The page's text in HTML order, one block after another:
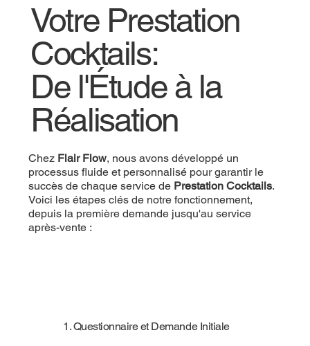
Votre Prestation
Cocktails:
De l'Étude à la
Réalisation
Chez Flair Flow, nous avons développé un
processus fluide et personnalisé pour garantir le
succès de chaque service de Prestation Cocktails.
Voici les étapes clés de notre fonctionnement,
depuis la première demande jusqu'au service
après-vente :
1. Questionnaire et Demande Initiale